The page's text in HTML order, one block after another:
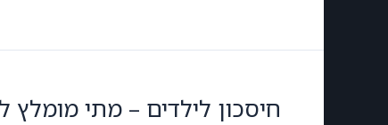
חיסכון לילדים – מתי